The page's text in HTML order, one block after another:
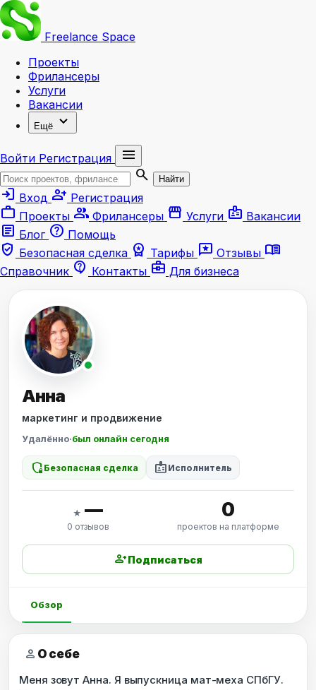
Freelance Space
Проекты
Фрилансеры
Услуги
Вакансии
Ещё expand_more
Войти Регистрация
menu
search
Найти
login Вход person_add Регистрация
work Проекты group Фрилансеры storefront Услуги badge Вакансии
article Блог help Помощь
verified_user Безопасная сделка workspace_premium Тарифы reviews Отзывы menu_book
Справочник contact_support Контакты business_center Для бизнеса
Анна
маркетинг и продвижение
Удалённо·был онлайн сегодня
shield_locked Безопасная сделка badge Исполнитель
★ —
0 отзывов
0
проектов на платформе
person_addПодписаться
Обзор
person О себе
Меня зовут Анна. Я выпускница мат-меха СПбГУ.